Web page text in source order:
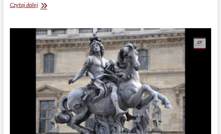
Czytaj dalejII
według
Theatrum
Illuminatum